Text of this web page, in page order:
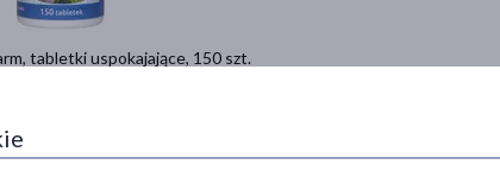
tabletki uspokajające, 150 szt.
zł
Do